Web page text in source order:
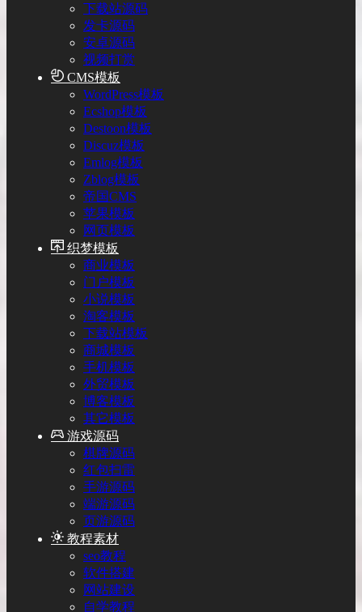
下载站源码
发卡源码
安卓源码
视频打赏
CMS模板
WordPress模板
Ecshop模板
Destoon模板
Discuz模板
Emlog模板
Zblog模板
帝国CMS
苹果模板
网页模板
织梦模板
商业模板
门户模板
小说模板
淘客模板
下载站模板
商城模板
手机模板
外贸模板
博客模板
其它模板
游戏源码
棋牌源码
红包扫雷
手游源码
端游源码
页游源码
教程素材
seo教程
软件搭建
网站建设
自学教程